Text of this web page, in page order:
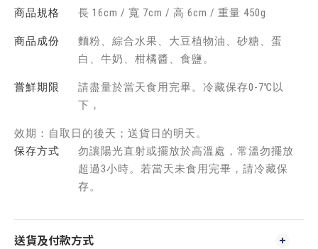
商品規格 長 16cm / 寬 7cm / 高 6cm / 重量 450g
商品成份
麵粉、綜合水果、大豆植物油、砂糖、蛋
白、牛奶、柑橘醬、食鹽。
嘗鮮期限
請盡量於當天食用完畢。冷藏保存0-7℃以
下，
效期：自取日的後天；送貨日的明天。
保存方式
勿讓陽光直射或擺放於高溫處，常溫勿擺放
超過3小時。若當天未食用完畢，請冷藏保
存。
送貨及付款方式